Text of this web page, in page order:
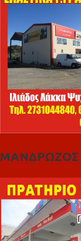
ΜΑΝΔΡΩΖΟΣ